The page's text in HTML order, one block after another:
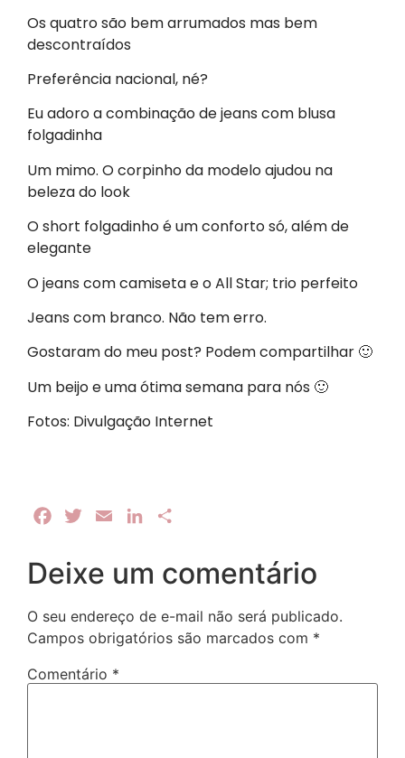
Os quatro são bem arrumados mas bem
descontraídos
Preferência nacional, né?
Eu adoro a combinação de jeans com blusa
folgadinha
Um mimo. O corpinho da modelo ajudou na
beleza do look
O short folgadinho é um conforto só, além de
elegante
O jeans com camiseta e o All Star; trio perfeito
Jeans com branco. Não tem erro.
Gostaram do meu post? Podem compartilhar 🙂
Um beijo e uma ótima semana para nós 🙂
Fotos: Divulgação Internet
FacebookTwitterEmail LinkedIn
Deixe um comentário
O seu endereço de e-mail não será publicado.
Campos obrigatórios são marcados com *
Comentário *